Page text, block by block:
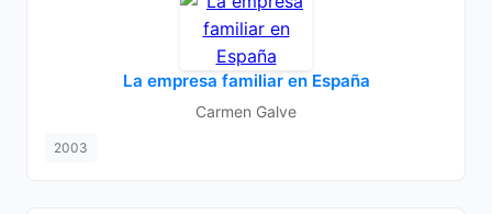
La empresa familiar en España
Carmen Galve
2003